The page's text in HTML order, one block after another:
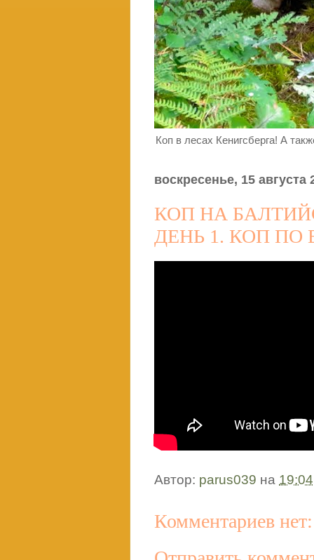
Коп в лесах Кенигсберга! А
воскресенье, 15 августа
КОП НА
ДЕНЬ 1. КОП ПО
Автор: parus039 на 19:04
Комментариев нет: